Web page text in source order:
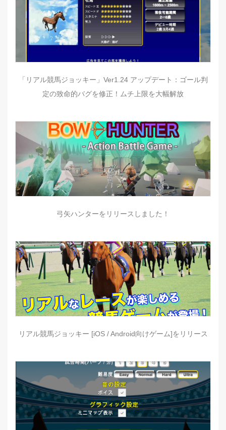
「リアル競馬ジョッキー」Ver1.24 アップデート：ゴール判
定の致命的バグを修正！ムチ上限を大幅解放
弓矢ハンターをリリースしました！
リアル競馬ジョッキー [iOS / Android向けゲーム]をリリース